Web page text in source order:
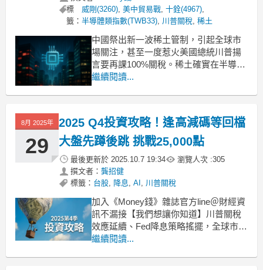
標
籤：
威剛(3260), 美中貿易戰, 十銓(4967),
半導體類指數(TWB33), 川普關稅, 稀土
中國祭出新一波稀土管制，引起全球市
場關注，甚至一度惹火美國總統川普揚
言要再課100%關稅。稀土確實在半導體
是很重要的原料，而台灣又以晶圓代工
陳立白卻表示影響不大，經濟部部長龔
明鑫也進一步說明原因，卻也點名部分
「非半導體」的產業
繼續閱讀...
8月 2025年
29
2025 Q4投資攻略！逢高減碼等回檔
大盤先蹲後跳 挑戰25,000點
最後更新於 2025.10.7 19:34 瀏覽人次 :305
撰文者： 龔招健
標籤： 台股, 降息, AI , 川普關稅
加入《Money錢》雜誌官方line＠財經資
訊不漏接【我們想讓你知道】川普關稅
效應延續、Fed降息策略搖擺，全球市場
進入第4季依舊充滿不確定性。本期〈特
繼續閱讀...